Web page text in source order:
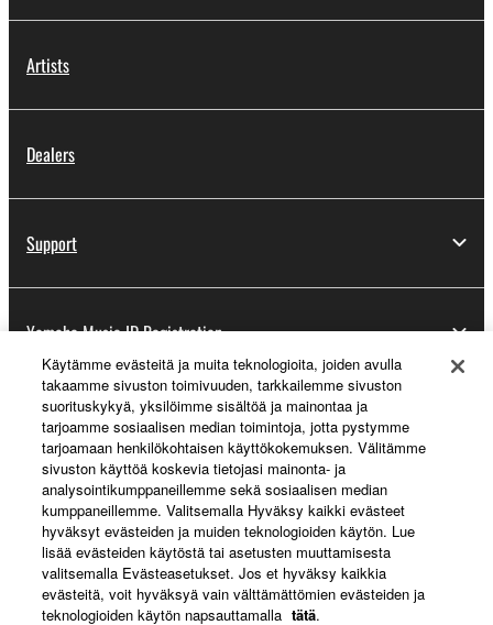
Artists
Dealers
Support
Yamaha Music ID Registration
About Yamaha
Suomi - English
Business
Käytämme evästeitä ja muita teknologioita, joiden avulla
takaamme sivuston toimivuuden, tarkkailemme sivuston
suorituskykyä, yksilöimme sisältöä ja mainontaa ja
tarjoamme sosiaalisen median toimintoja, jotta pystymme
tarjoamaan henkilökohtaisen käyttökokemuksen. Välitämme
sivuston käyttöä koskevia tietojasi mainonta- ja
analysointikumppaneillemme sekä sosiaalisen median
kumppaneillemme. Valitsemalla Hyväksy kaikki evästeet
hyväksyt evästeiden ja muiden teknologioiden käytön. Lue
lisää evästeiden käytöstä tai asetusten muuttamisesta
valitsemalla Evästeasetukset. Jos et hyväksy kaikkia
evästeitä, voit hyväksyä vain välttämättömien evästeiden ja
teknologioiden käytön napsauttamalla tätä.